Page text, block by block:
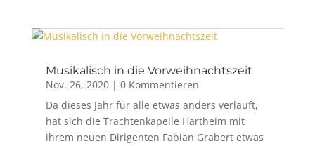
Musikalisch in die Vorweihnachtszeit
Nov. 26, 2020| 0 Kommentieren
Da dieses Jahr für alle etwas anders verläuft,
hat sich die Trachtenkapelle Hartheim mit
ihrem neuen Dirigenten Fabian Grabert etwas